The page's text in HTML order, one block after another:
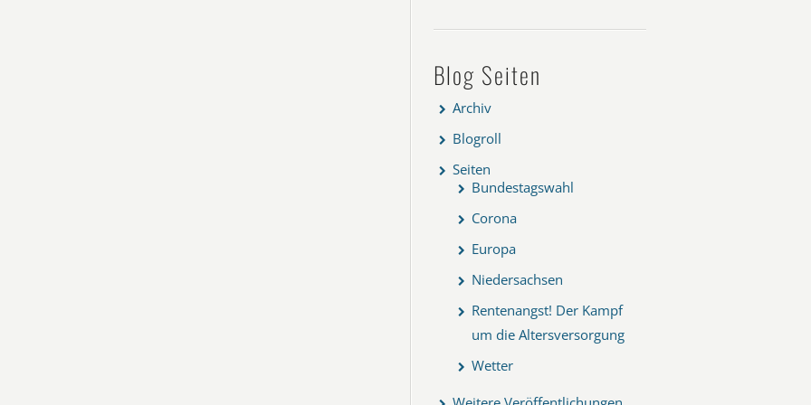
Blog Seiten
Archiv
Blogroll
Seiten
Bundestagswahl
Corona
Europa
Niedersachsen
Rentenangst! Der Kampf
um die Altersversorgung
Wetter